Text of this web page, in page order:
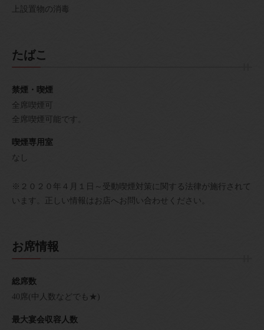
上設置物の消毒
たばこ
禁煙・喫煙
全席喫煙可
全席喫煙可能です。
喫煙専用室
なし
※２０２０年４月１日～受動喫煙対策に関する法律が施行されて
います。正しい情報はお店へお問い合わせください。
お席情報
総席数
40席(中人数などでも★)
最大宴会収容人数